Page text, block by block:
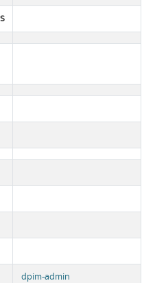
dpim-admin